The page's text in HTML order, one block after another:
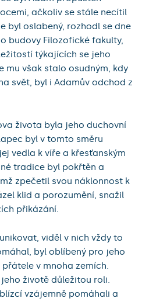
ačkoliv se stále necítil
byl oslabený, rozhodl se dne
budovy Filozofické fakulty,
týkajících se jeho
mu však stalo osudným, kdy
svět, byl i Adamův odchod z
života byla jeho duchovní
byl v tomto směru
vedla k víře a křesťanským
tradice byl pokřtěn a
zpečetil svou náklonnost k
klid a porozumění, snažil
přikázání.
viděl v nich vždy to
byl oblíbený pro jeho
v mnoha zemích.
životě důležitou roli.
vzájemně pomáhali a